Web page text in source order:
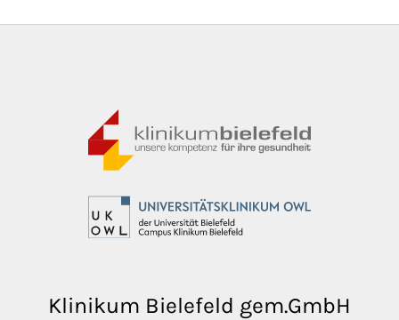
Klinikum Bielefeld gem.GmbH